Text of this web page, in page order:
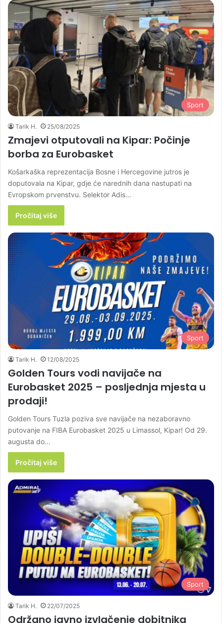
Sport
Tarik H. 25/08/2025
Zmajevi otputovali na Kipar: Počinje
borba za Eurobasket
Košarkaška reprezentacija Bosne i Hercegovine jutros je
doputovala na Kipar, gdje će narednih dana nastupati na
Evropskom prvenstvu. Selektor Adis…
Pročitaj više
Sport
Tarik H. 12/08/2025
Golden Tours vodi navijače na
Eurobasket 2025 – posljednja mjesta u
prodaji!
Golden Tours Tuzla poziva sve navijače na nezaboravno
putovanje na FIBA Eurobasket 2025 u Limassol, Kipar! Od 29.
augusta do…
Pročitaj više
Sport
Tarik H. 22/07/2025
Održano javno izvlačenje dobitnika